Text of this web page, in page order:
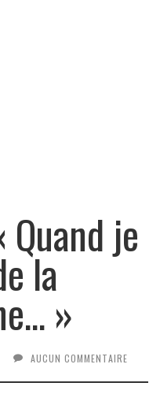
je
la
»
AUCUN COMMENTAIRE